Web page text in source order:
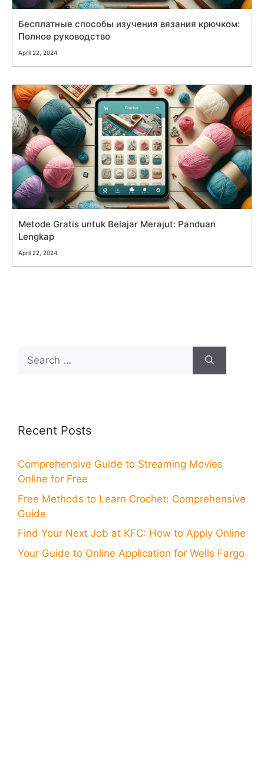
Бесплатные способы изучения вязания крючком:
Полное руководство
April 22, 2024
Metode Gratis untuk Belajar Merajut: Panduan
Lengkap
April 22, 2024
Search
for:
Recent Posts
Comprehensive Guide to Streaming Movies
Online for Free
Free Methods to Learn Crochet: Comprehensive
Guide
Find Your Next Job at KFC: How to Apply Online
Your Guide to Online Application for Wells Fargo